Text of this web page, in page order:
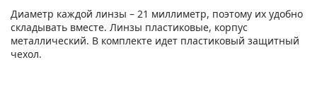
Диаметр каждой линзы – 21 миллиметр, поэтому их удобно
складывать вместе. Линзы пластиковые, корпус
металлический. В комплекте идет пластиковый защитный
чехол.